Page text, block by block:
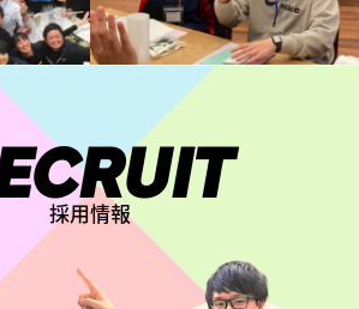
採用情報